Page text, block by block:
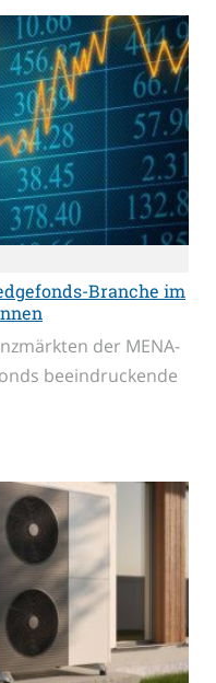
Branche im
der MENA-
beeindruckende